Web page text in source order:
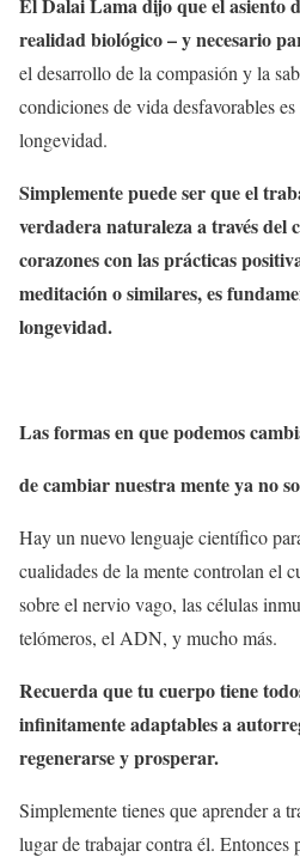
realidad biológico – y necesario
el desarrollo de la compasión y la
condiciones de vida desfavorables
longevidad.
Simplemente puede ser que el
verdadera naturaleza a través del
corazones con las prácticas
meditación o similares, es
longevidad.
Las formas en que podemos
de cambiar nuestra mente ya no
Hay un nuevo lenguaje científico
cualidades de la mente controlan el
sobre el nervio vago, las células
telómeros, el ADN, y mucho más.
Recuerda que tu cuerpo tiene
infinitamente adaptables a
regenerarse y prosperar.
Simplemente tienes que aprender a
lugar de trabajar contra él. Entonces